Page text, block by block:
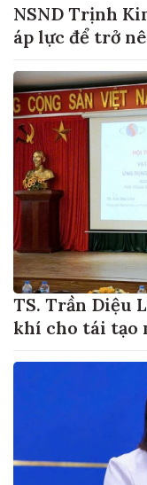
NSND Trịnh
áp lực để trở
TS. Trần Diệu
khí cho tái tạo